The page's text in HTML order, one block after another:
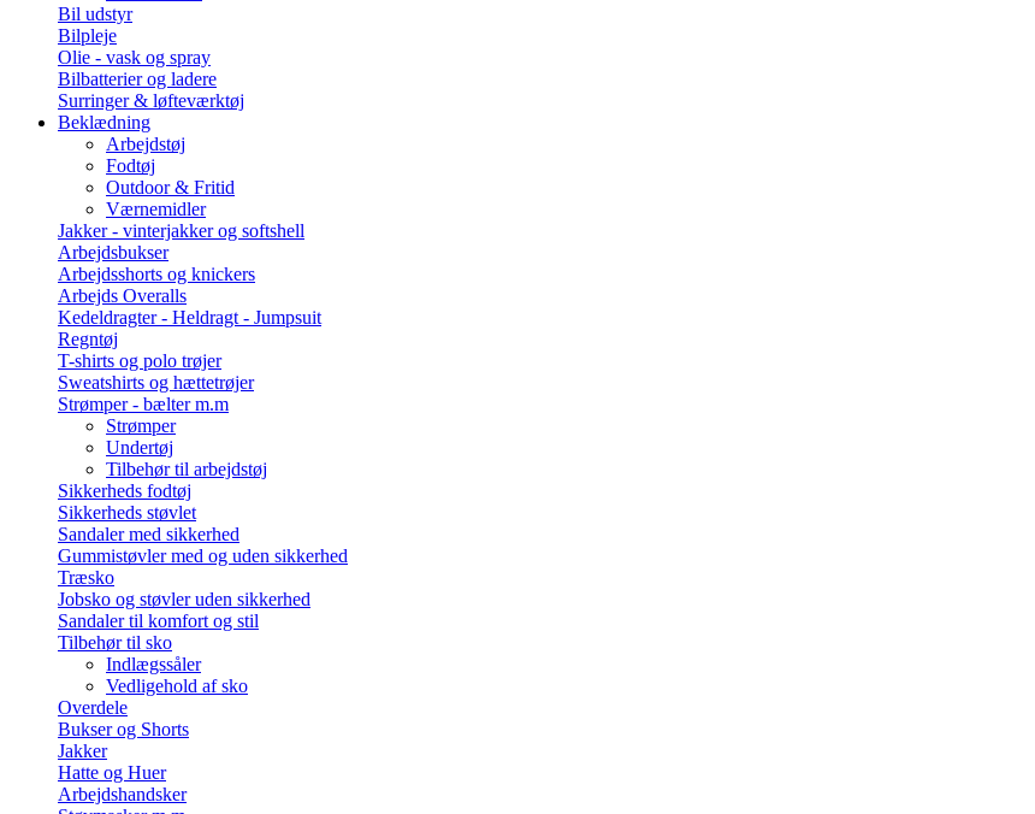
Bil udstyr
Bilpleje
Olie - vask og spray
Bilbatterier og ladere
Surringer & løfteværktøj
Beklædning
Arbejdstøj
Fodtøj
Outdoor & Fritid
Værnemidler
Jakker - vinterjakker og softshell
Arbejdsbukser
Arbejdsshorts og knickers
Arbejds Overalls
Kedeldragter - Heldragt - Jumpsuit
Regntøj
T-shirts og polo trøjer
Sweatshirts og hættetrøjer
Strømper - bælter m.m
Strømper
Undertøj
Tilbehør til arbejdstøj
Sikkerheds fodtøj
Sikkerheds støvlet
Sandaler med sikkerhed
Gummistøvler med og uden sikkerhed
Træsko
Jobsko og støvler uden sikkerhed
Sandaler til komfort og stil
Tilbehør til sko
Indlægssåler
Vedligehold af sko
Overdele
Bukser og Shorts
Jakker
Hatte og Huer
Arbejdshandsker